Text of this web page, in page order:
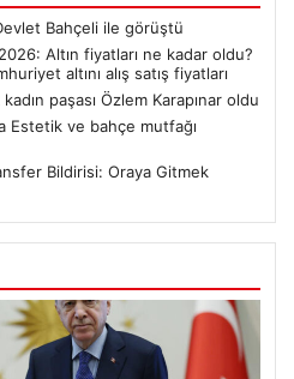
Bahçeli ile görüştü
Altın fiyatları ne kadar oldu?
altını alış satış fiyatları
paşası Özlem Karapınar oldu
Estetik ve bahçe mutfağı
Bildirisi: Oraya Gitmek